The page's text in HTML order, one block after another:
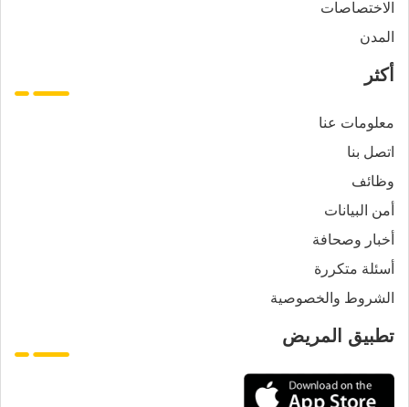
الاختصاصات
المدن
أكثر
معلومات عنا
اتصل بنا
وظائف
أمن البيانات
أخبار وصحافة
أسئلة متكررة
الشروط والخصوصية
تطبيق المريض